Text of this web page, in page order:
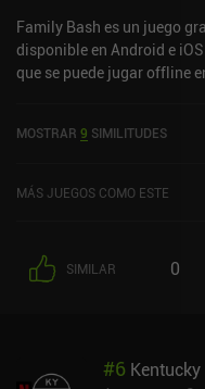
Family Bash es un juego
disponible en Android e
que se puede jugar offline
MOSTRAR 9 SIMILITUDES
MÁS JUEGOS COMO ESTE
SIMILAR 0
#6